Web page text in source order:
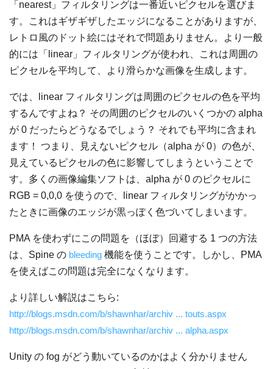
「nearest」フィルタリングは一番近いピクセルを選びま
す。これはギザギザしたエッジになることがありますが、
レトロ風のドット絵にはそれで問題ありません。より一般
的には「linear」フィルタリングが使われ、これは周囲の
ピクセルを平均して、より滑らかな画像を生成します。
では、linear フィルタリングは周囲のピクセルの色を平均
するんですよね？ その周囲のピクセルのいくつかの alpha
が 0 だったらどうなるでしょう？ それでも平均に含まれ
ます！ つまり、見えないピクセル（alpha が 0）の色が、
見えているピクセルの色に影響してしまうということで
す。多くの画像編集ソフトは、alpha が 0 のピクセルに
RGB = 0,0,0 を使うので、linear フィルタリングがかかっ
たときに画像のエッジが黒っぽく色づいてしまいます。
PMA を使わずにこの問題を（ほぼ）回避する 1 つの方法
は、Spine の bleeding 機能を使うことです。しかし、PMA
を使えばこの問題は完全になくなります。
より詳しい解説はこちら:
http://blogs.msdn.com/b/shawnhar/archiv ... touts.aspx
http://blogs.msdn.com/b/shawnhar/archiv ... alpha.aspx
Unity の fog がどう動いているのかはよく分かりません